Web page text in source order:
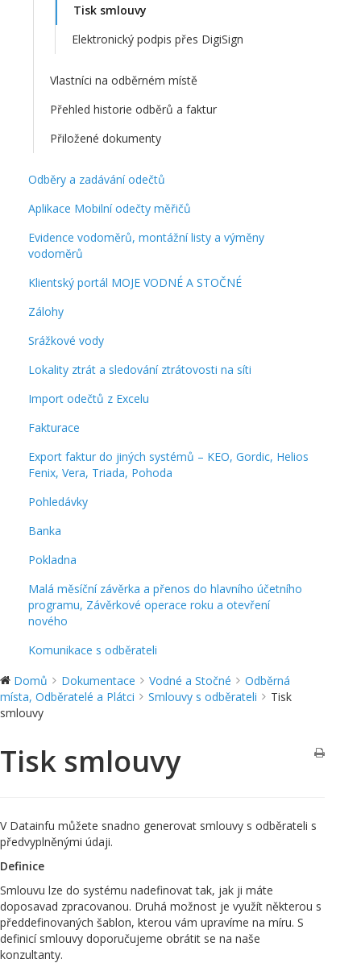
Tisk smlouvy
Elektronický podpis přes DigiSign
Vlastníci na odběrném místě
Přehled historie odběrů a faktur
Přiložené dokumenty
Odběry a zadávání odečtů
Aplikace Mobilní odečty měřičů
Evidence vodoměrů, montážní listy a výměny
vodoměrů
Klientský portál MOJE VODNÉ A STOČNÉ
Zálohy
Srážkové vody
Lokality ztrát a sledování ztrátovosti na síti
Import odečtů z Excelu
Fakturace
Export faktur do jiných systémů – KEO, Gordic, Helios
Fenix, Vera, Triada, Pohoda
Pohledávky
Banka
Pokladna
Malá měsíční závěrka a přenos do hlavního účetního
programu, Závěrkové operace roku a otevření
nového
Komunikace s odběrateli
Domů
Dokumentace Vodné a Stočné
Odběrná
místa, Odběratelé a Plátci
Smlouvy s odběrateli
Tisk
smlouvy
Tisk smlouvy
V Datainfu můžete snadno generovat smlouvy s odběrateli s
předvyplněnými údaji.
Definice
Smlouvu lze do systému nadefinovat tak, jak ji máte
doposavad zpracovanou. Druhá možnost je využít některou s
předdefinovaných šablon, kterou vám upravíme na míru. S
definicí smlouvy doporučujeme obrátit se na naše
konzultanty.